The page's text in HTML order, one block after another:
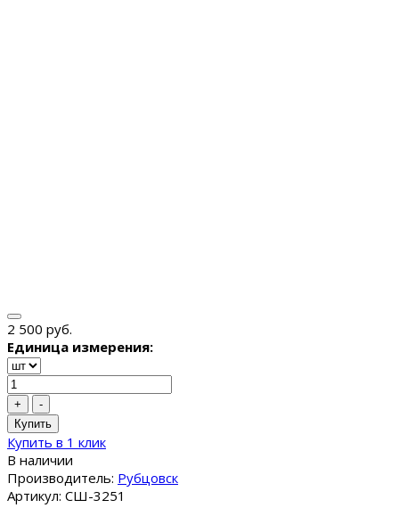
2 500 руб.
Единица измерения:
+
-
Купить
Купить в 1 клик
В наличии
Производитель: Рубцовск
Артикул: СШ-3251